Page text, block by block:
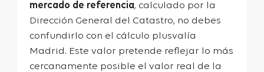
mercado de referencia, calculado por la
Dirección General del Catastro, no debes
confundirlo con el cálculo plusvalía
Madrid. Este valor pretende reflejar lo más
cercanamente posible el valor real de la